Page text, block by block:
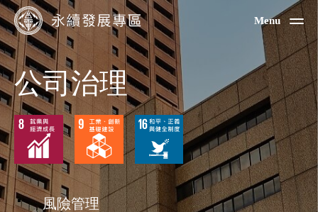
Menu
公司治理
風險管理